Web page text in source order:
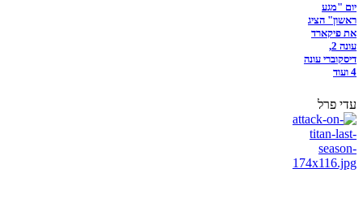
יום "מגע
ראשון" הציג
את פיקארד
עונה 2,
דיסקוברי עונה
4 ועוד
עדי פרל